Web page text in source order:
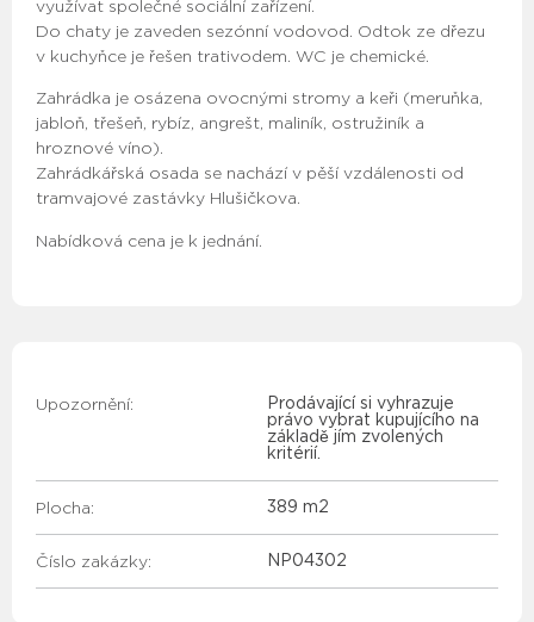
využívat společné sociální zařízení.
Do chaty je zaveden sezónní vodovod. Odtok ze dřezu
v kuchyňce je řešen trativodem. WC je chemické.
Zahrádka je osázena ovocnými stromy a keři (meruňka,
jabloň, třešeň, rybíz, angrešt, maliník, ostružiník a
hroznové víno).
Zahrádkářská osada se nachází v pěší vzdálenosti od
tramvajové zastávky Hlušičkova.
Nabídková cena je k jednání.
Upozornění:
Prodávající si vyhrazuje
právo vybrat kupujícího na
základě jím zvolených
kritérií.
Plocha: 389 m2
Číslo zakázky: NP04302